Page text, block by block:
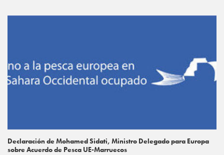
Declaración de Mohamed Sidati, Ministro Delegado para Europa
sobre Acuerdo de Pesca UE-Marruecos